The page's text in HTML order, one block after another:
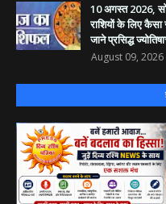
10 अगस्त 2026,
राशियों के लिए
जाने प्रसिद्ध
August 09, 2026